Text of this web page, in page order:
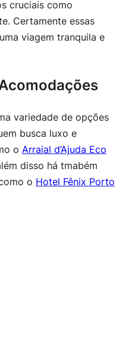
cruciais como
Certamente essas
viagem tranquila e
variedade de opções
busca luxo e
o Arraial d’Ajuda Eco
disso há tmabém
o Hotel Fênix Porto